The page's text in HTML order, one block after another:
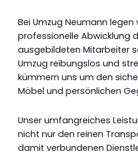
Bei Umzug Neumann
professionelle Abwicklung
ausgebildeten Mitarbeiter
Umzug reibungslos und
kümmern uns um den
Möbel und persönlichen
Unser umfangreiches
nicht nur den reinen
damit verbundenen